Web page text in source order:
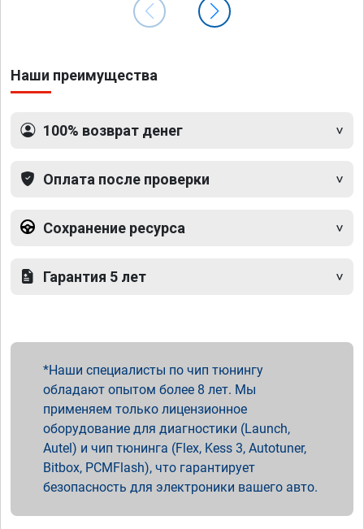
Наши преимущества
100% возврат денег
Оплата после проверки
Сохранение ресурса
Гарантия 5 лет
Наши специалисты по чип тюнингу
обладают опытом более 8 лет. Мы
применяем только лицензионное
оборудование для диагностики (Launch,
Autel) и чип тюнинга (Flex, Kess 3, Autotuner,
Bitbox, PCMFlash), что гарантирует
безопасность для электроники вашего авто.